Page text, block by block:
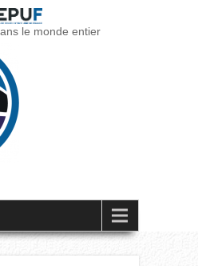
le monde entier